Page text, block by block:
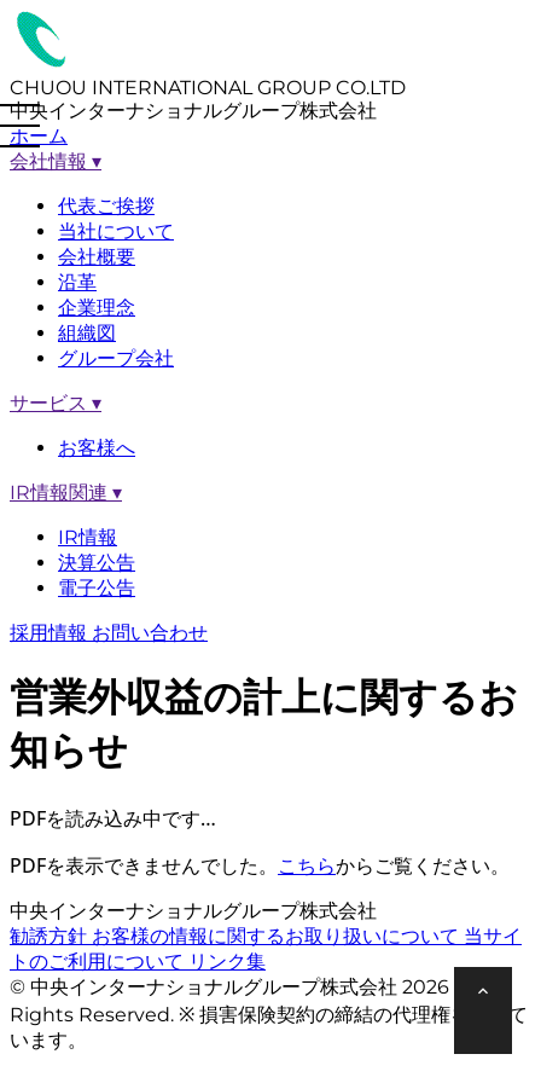
CHUOU INTERNATIONAL GROUP CO.LTD
中央インターナショナルグループ株式会社
ホーム
会社情報 ▾
代表ご挨拶
当社について
会社概要
沿革
企業理念
組織図
グループ会社
サービス ▾
お客様へ
IR情報関連 ▾
IR情報
決算公告
電子公告
採用情報 お問い合わせ
営業外収益の計上に関するお
知らせ
PDFを読み込み中です…
PDFを表示できませんでした。 こちらからご覧ください。
中央インターナショナルグループ株式会社
勧誘方針 お客様の情報に関するお取り扱いについて 当サイ
トのご利用について リンク集
© 中央インターナショナルグループ株式会社 2026 All
Rights Reserved. ※ 損害保険契約の締結の代理権を有して
います。